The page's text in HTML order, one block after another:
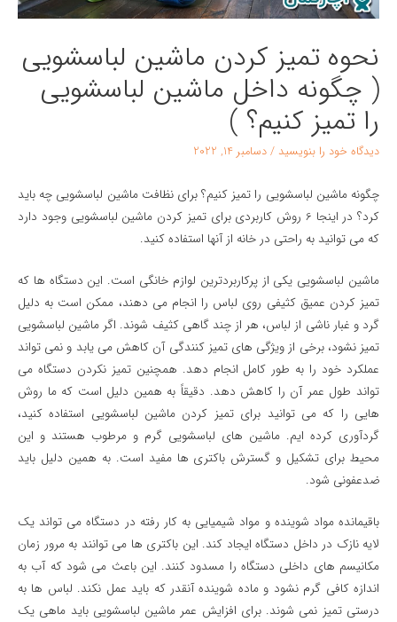
نحوه تمیز کردن ماشین لباسشویی
( چگونه داخل ماشین لباسشویی
را تمیز کنیم؟ )
دیدگاه‌ خود را بنویسید / دسامبر 14, 2022
چگونه ماشین لباسشویی را تمیز کنیم؟ برای نظافت ماشین لباسشویی چه باید
کرد؟ در اینجا 6 روش کاربردی برای تمیز کردن ماشین لباسشویی وجود دارد
که می توانید به راحتی در خانه از آنها استفاده کنید.
ماشین لباسشویی یکی از پرکاربردترین لوازم خانگی است. این دستگاه ها که
تمیز کردن عمیق کثیفی روی لباس را انجام می دهند، ممکن است به دلیل
گرد و غبار ناشی از لباس، هر از چند گاهی کثیف شوند. اگر ماشین لباسشویی
تمیز نشود، برخی از ویژگی های تمیز کنندگی آن کاهش می یابد و نمی تواند
عملکرد خود را به طور کامل انجام دهد. همچنین تمیز نکردن دستگاه می
تواند طول عمر آن را کاهش دهد. دقیقاً به همین دلیل است که ما روش
هایی را که می توانید برای تمیز کردن ماشین لباسشویی استفاده کنید،
گردآوری کرده ایم. ماشین های لباسشویی گرم و مرطوب هستند و این
محیط برای تشکیل و گسترش باکتری ها مفید است. به همین دلیل باید
ضدعفونی شود.
باقیمانده مواد شوینده و مواد شیمیایی به کار رفته در دستگاه می تواند یک
لایه نازک در داخل دستگاه ایجاد کند. این باکتری ها می توانند به مرور زمان
مکانیسم های داخلی دستگاه را مسدود کنند. این باعث می شود که آب به
اندازه کافی گرم نشود و ماده شوینده آنقدر که باید عمل نکند. لباس ها به
درستی تمیز نمی شوند. برای افزایش عمر ماشین لباسشویی باید ماهی یک